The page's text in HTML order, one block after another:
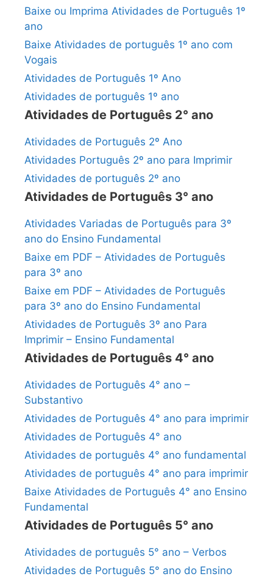
Baixe ou Imprima Atividades de Português 1º
ano
Baixe Atividades de português 1º ano com
Vogais
Atividades de Português 1º Ano
Atividades de português 1º ano
Atividades de Português 2° ano
Atividades de Português 2º Ano
Atividades Português 2º ano para Imprimir
Atividades de português 2º ano
Atividades de Português 3° ano
Atividades Variadas de Português para 3º
ano do Ensino Fundamental
Baixe em PDF – Atividades de Português
para 3º ano
Baixe em PDF – Atividades de Português
para 3º ano do Ensino Fundamental
Atividades de Português 3º ano Para
Imprimir – Ensino Fundamental
Atividades de Português 4° ano
Atividades de Português 4° ano –
Substantivo
Atividades de Português 4° ano para imprimir
Atividades de Português 4° ano
Atividades de português 4° ano fundamental
Atividades de português 4° ano para imprimir
Baixe Atividades de Português 4° ano Ensino
Fundamental
Atividades de Português 5° ano
Atividades de português 5° ano – Verbos
Atividades de Português 5° ano do Ensino